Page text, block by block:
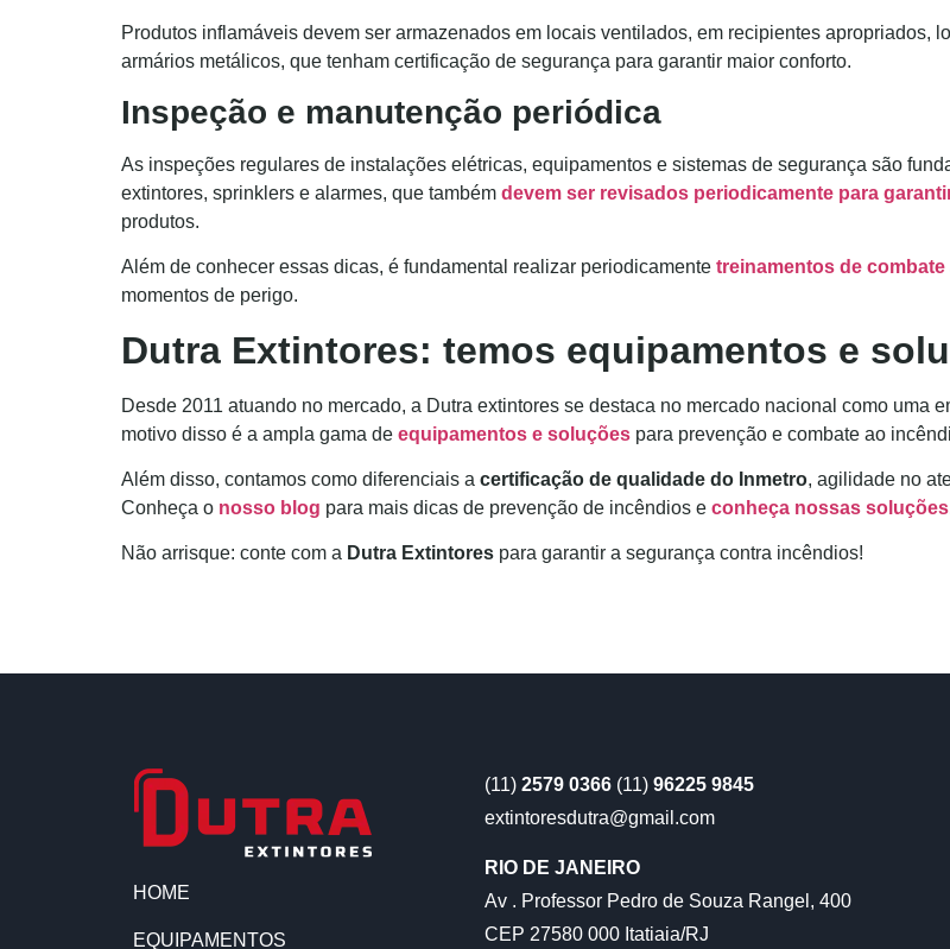
Produtos inflamáveis devem ser armazenados em locais ventilados, em recipientes apropriados,
armários metálicos, que tenham certificação de segurança para garantir maior conforto.
Inspeção e manutenção periódica
As inspeções regulares de instalações elétricas, equipamentos e sistemas de segurança são
extintores, sprinklers e alarmes, que também devem ser revisados periodicamente para
produtos.
Além de conhecer essas dicas, é fundamental realizar periodicamente treinamentos de
momentos de perigo.
Dutra Extintores: temos equipamentos e
Desde 2011 atuando no mercado, a Dutra extintores se destaca no mercado nacional como uma
motivo disso é a ampla gama de equipamentos e soluções para prevenção e combate ao
Além disso, contamos como diferenciais a certificação de qualidade do Inmetro, agilidade no
Conheça o nosso blog para mais dicas de prevenção de incêndios e conheça nossas soluções
Não arrisque: conte com a Dutra Extintores para garantir a segurança contra incêndios!
HOME
EQUIPAMENTOS
(11)2579 0366 (11)96225 9845
extintoresdutra@gmail.com
RIO DE JANEIRO
Av . Professor Pedro de Souza Rangel, 400
CEP 27580 000 Itatiaia/RJ